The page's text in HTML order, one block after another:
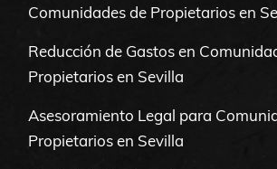
Comunidades de Propietarios en
Reducción de Gastos en
Propietarios en Sevilla
Asesoramiento Legal para
Propietarios en Sevilla